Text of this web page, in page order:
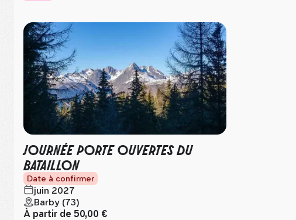
JOURNÉE PORTE OUVERTES DU
BATAILLON
Date à confirmer
juin 2027
Barby (73)
À partir de 50,00 €